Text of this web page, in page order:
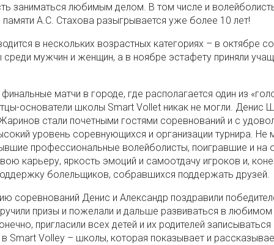
заниматься любимым делом. В том числе и
памяти А.С. Стахова разыгрывается уже более 10 лет!
в нескольких возрастных категориях – в октябре
среди мужчин и женщин, а в ноябре эстафету приняли
матчи в городе, где располагается один из
основатели школы Smart Vollet никак не могли. Денис
стали почетными гостями соревнований и с
уровень соревнующихся и организации турнира. Не
профессиональные волейболисты, поигравшие и на
карьеру, яркость эмоций и самоотдачу игроков и,
болельщиков, собравшихся поддержать друзей.
соревнований Денис и Александр поздравили
призы и пожелали и дальше развиваться в
пригласили всех детей и их родителей записываться
в Smart Volley – школы, которая показывает и